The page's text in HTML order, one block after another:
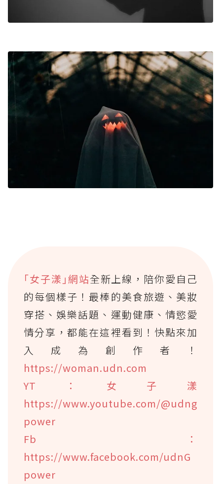
｢女子漾｣網站全新上線，陪你愛自己
的每個樣子！最棒的美食旅遊、美妝
穿搭、娛樂話題、運動健康、情慾愛
情分享，都能在這裡看到！快點來加
入成為創作者！
https://woman.udn.com
YT：女子漾
https://www.youtube.com/@udng
power
Fb：
https://www.facebook.com/udnG
power